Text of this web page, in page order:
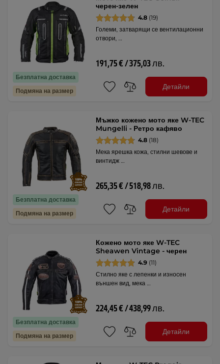
Безплатна доставка
Подмяна на размер
черен-зелен
4.8 (19)
Големи, затварящи се вентилационни
отвори, …
191,75 € / 375,03 лв.
Детайли
Безплатна доставка
Подмяна на размер
Мъжко кожено мото яке W-TEC
Mungelli - Ретро кафяво
4.8 (18)
Мека ярешка кожа, стилни шевове и
винтидж …
265,35 € / 518,98 лв.
Детайли
Безплатна доставка
Подмяна на размер
Кожено мото яке W-TEC
Sheawen Vintage - черен
4.9 (11)
Стилно яке с лепенки и износен
външен вид, мека …
224,45 € / 438,99 лв.
Детайли